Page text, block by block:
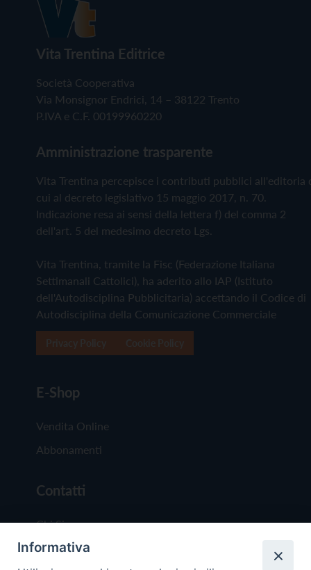
Vita Trentina Editrice
Società Cooperativa
Via Monsignor Endrici, 14 – 38122 Trento
P.IVA e C.F. 00199960220
Amministrazione trasparente
Vita Trentina percepisce i contributi pubblici all'editoria
cui al decreto legislativo 15 maggio 2017, n. 70.
Indicazione resa ai sensi della lettera f) del comma 2
dell'art. 5 del medesimo decreto Lgs.
Vita Trentina, tramite la Fisc (Federazione Italiana
Settimanali Cattolici), ha aderito allo IAP (Istituto
dell'Autodisciplina Pubblicitaria) accettando il Codice di
Autodisciplina della Comunicazione Commerciale
E-Shop
Vendita Online
Abbonamenti
Contatti
Chi Siamo
Redazione
Informativa